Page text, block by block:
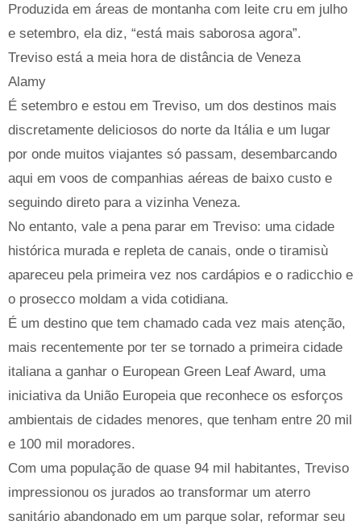
Produzida em áreas de montanha com leite cru em julho
e setembro, ela diz, “está mais saborosa agora”.
Treviso está a meia hora de distância de Veneza
Alamy
É setembro e estou em Treviso, um dos destinos mais
discretamente deliciosos do norte da Itália e um lugar
por onde muitos viajantes só passam, desembarcando
aqui em voos de companhias aéreas de baixo custo e
seguindo direto para a vizinha Veneza.
No entanto, vale a pena parar em Treviso: uma cidade
histórica murada e repleta de canais, onde o tiramisù
apareceu pela primeira vez nos cardápios e o radicchio e
o prosecco moldam a vida cotidiana.
É um destino que tem chamado cada vez mais atenção,
mais recentemente por ter se tornado a primeira cidade
italiana a ganhar o European Green Leaf Award, uma
iniciativa da União Europeia que reconhece os esforços
ambientais de cidades menores, que tenham entre 20 mil
e 100 mil moradores.
Com uma população de quase 94 mil habitantes, Treviso
impressionou os jurados ao transformar um aterro
sanitário abandonado em um parque solar, reformar seu